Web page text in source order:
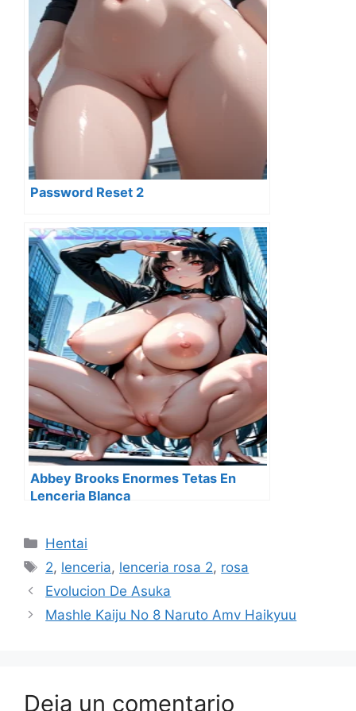
Password Reset 2
Abbey Brooks Enormes Tetas En
Lenceria Blanca
Categorías
Hentai
Etiquetas
2, lenceria, lenceria rosa 2, rosa
Evolucion De Asuka
Mashle Kaiju No 8 Naruto Amv Haikyuu
Deja un comentario